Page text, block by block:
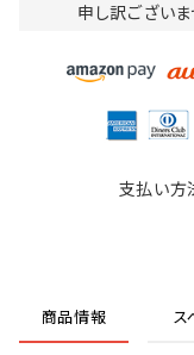
申し訳ございま
支払い方
商品情報 ス